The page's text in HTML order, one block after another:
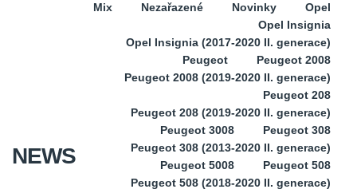
NEWS
Mix
Nezařazené Novinky
Opel
Opel Insignia
Opel Insignia (2017-2020 II. generace)
Peugeot
Peugeot 2008
Peugeot 2008 (2019-2020 II. generace)
Peugeot 208
Peugeot 208 (2019-2020 II. generace)
Peugeot 3008
Peugeot 308
Peugeot 308 (2013-2020 II. generace)
Peugeot 5008
Peugeot 508
Peugeot 508 (2018-2020 II. generace)